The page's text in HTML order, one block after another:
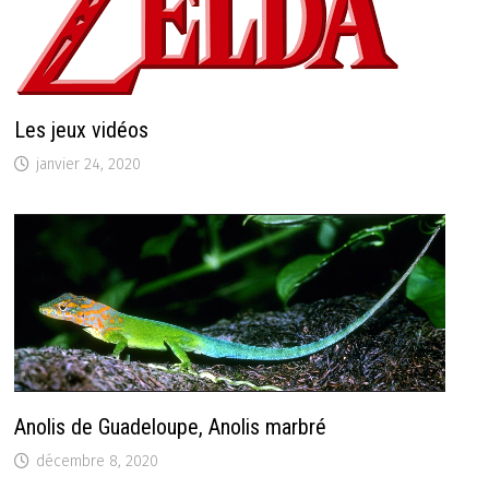
Les jeux vidéos
janvier 24, 2020
Anolis de Guadeloupe, Anolis marbré
décembre 8, 2020